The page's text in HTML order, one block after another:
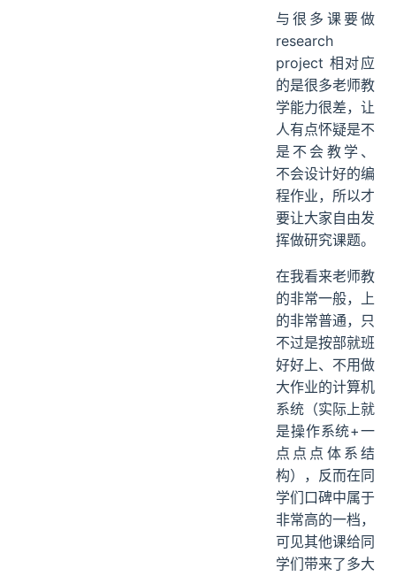
与很多课要做
research
project 相对应
的是很多老师教
学能力很差，让
人有点怀疑是不
是不会教学、
不会设计好的编
程作业，所以才
要让大家自由发
挥做研究课题。
在我看来老师教
的非常一般，上
的非常普通，只
不过是按部就班
好好上、不用做
大作业的计算机
系统（实际上就
是操作系统+一
点点点体系结
构），反而在同
学们口碑中属于
非常高的一档，
可见其他课给同
学们带来了多大